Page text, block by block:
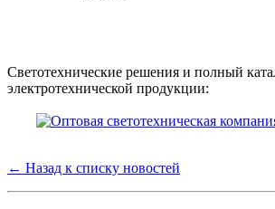
Светотехнические решения и полный
электротехнической продукции:
← Назад к списку новостей